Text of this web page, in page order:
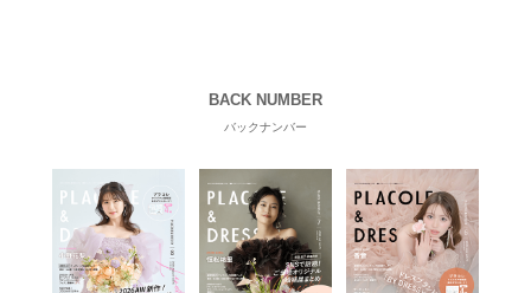
BACK NUMBER
バックナンバー